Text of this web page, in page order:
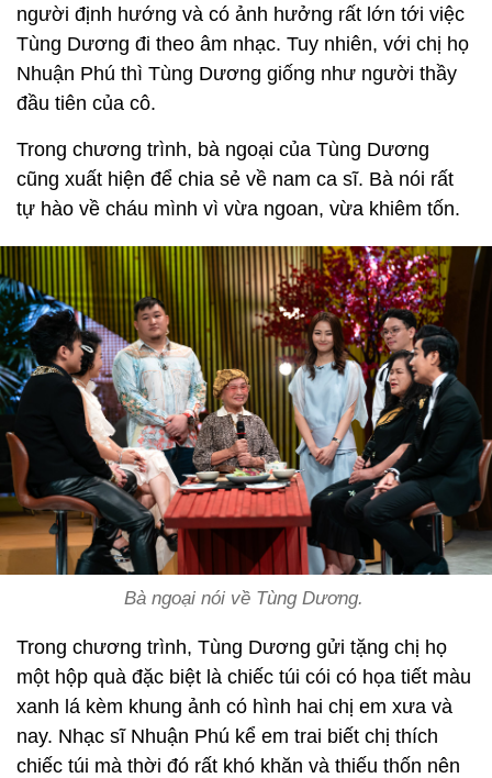
người định hướng và có ảnh hưởng rất lớn tới việc
Tùng Dương đi theo âm nhạc. Tuy nhiên, với chị họ
Nhuận Phú thì Tùng Dương giống như người thầy
đầu tiên của cô.
Trong chương trình, bà ngoại của Tùng Dương
cũng xuất hiện để chia sẻ về nam ca sĩ. Bà nói rất
tự hào về cháu mình vì vừa ngoan, vừa khiêm tốn.
Bà ngoại nói về Tùng Dương.
Trong chương trình, Tùng Dương gửi tặng chị họ
một hộp quà đặc biệt là chiếc túi cói có họa tiết màu
xanh lá kèm khung ảnh có hình hai chị em xưa và
nay. Nhạc sĩ Nhuận Phú kể em trai biết chị thích
chiếc túi mà thời đó rất khó khăn và thiếu thốn nên